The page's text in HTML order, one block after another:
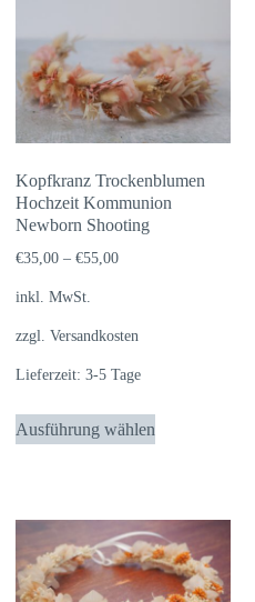
auf.
Die
Optionen
können
Kopfkranz Trockenblumen
Hochzeit Kommunion
Newborn Shooting
€35,00 –€55,00
inkl. MwSt.
zzgl.Versandkosten
Lieferzeit:3-5 Tage
Ausführung wählen
Dieses
Produkt
Varianten
auf.
Die